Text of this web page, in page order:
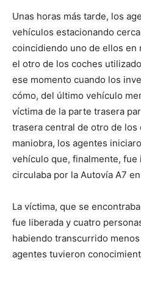
Unas horas más tarde, los
vehículos estacionando
coincidiendo uno de ellos en
el otro de los coches
ese momento cuando los
cómo, del último vehículo
víctima de la parte trasera
trasera central de otro de los
maniobra, los agentes
vehículo que, finalmente,
circulaba por la Autovía A7
La víctima, que se
fue liberada y cuatro
habiendo transcurrido
agentes tuvieron